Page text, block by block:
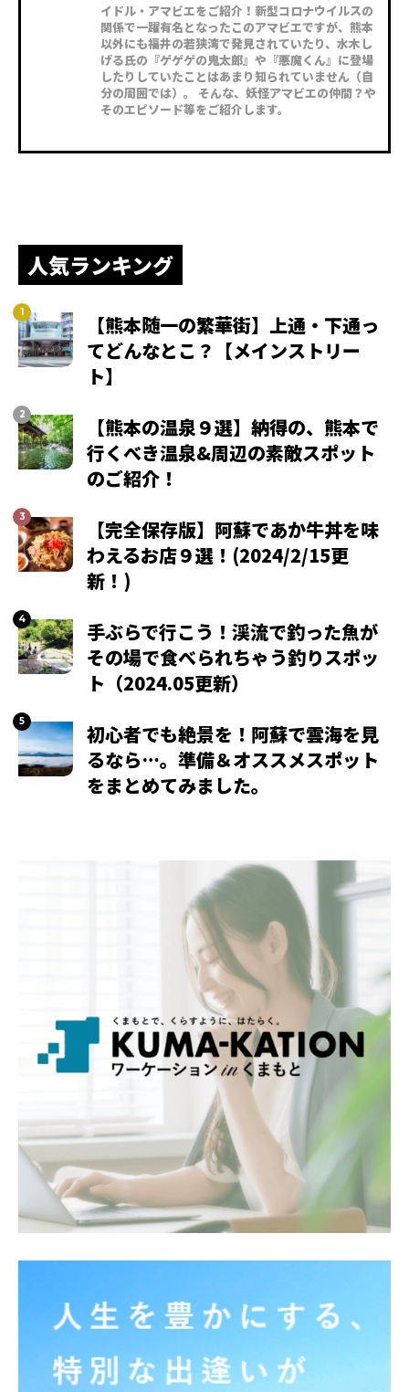
イドル・アマビエをご紹介！新型コロナウイルスの
関係で一躍有名となったこのアマビエですが、熊本
以外にも福井の若狭湾で発見されていたり、水木し
げる氏の『ゲゲゲの鬼太郎』や『悪魔くん』に登場
したりしていたことはあまり知られていません（自
分の周囲では）。 そんな、妖怪アマビエの仲間？や
そのエピソード等をご紹介します。
人気ランキング
【熊本随一の繁華街】上通・下通っ
てどんなとこ？【メインストリー
ト】
【熊本の温泉９選】納得の、熊本で
行くべき温泉&周辺の素敵スポット
のご紹介！
【完全保存版】阿蘇であか牛丼を味
わえるお店９選！(2024/2/15更
新！)
手ぶらで行こう！渓流で釣った魚が
その場で食べられちゃう釣りスポッ
ト（2024.05更新）
初心者でも絶景を！阿蘇で雲海を見
るなら…。準備＆オススメスポット
をまとめてみました。